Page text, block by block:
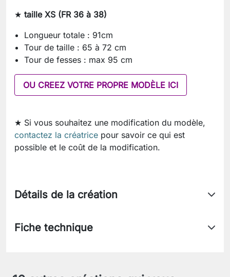
★ taille XS (FR 36 à 38)
Longueur totale : 91cm
Tour de taille : 65 à 72 cm
Tour de fesses : max 95 cm
OU CREEZ VOTRE PROPRE MODÈLE ICI
★ Si vous souhaitez une modification du modèle,
contactez la créatrice pour savoir ce qui est
possible et le coût de la modification.
Détails de la création
Fiche technique